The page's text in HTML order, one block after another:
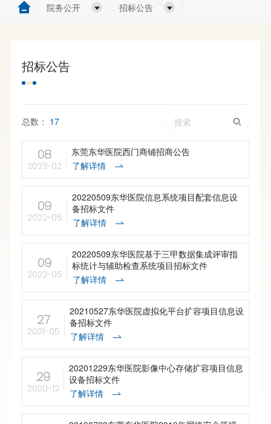
院务公开 招标公告
招标公告
总数： 17
08
2023-02
东莞东华医院西门商铺招商公告
了解详情
09
2022-05
20220509东华医院信息系统项目配套信息设
备招标文件
了解详情
09
2022-05
20220509东华医院基于三甲数据集成评审指
标统计与辅助检查系统项目招标文件
了解详情
27
2021-05
20210527东华医院虚拟化平台扩容项目信息设
备招标文件
了解详情
29
2020-12
20201229东华医院影像中心存储扩容项目信息
设备招标文件
了解详情